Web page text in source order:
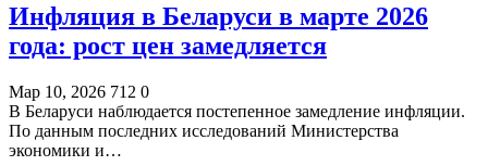
Инфляция в Беларуси в марте 2026
года: рост цен замедляется
Мар 10, 2026 712 0
В Беларуси наблюдается постепенное замедление инфляции.
По данным последних исследований Министерства
экономики и…